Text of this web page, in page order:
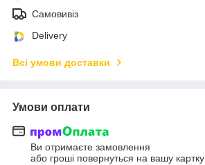
Самовивіз
Delivery
Всі умови доставки
Умови оплати
Ви отримаєте замовлення
або гроші повернуться на вашу картку